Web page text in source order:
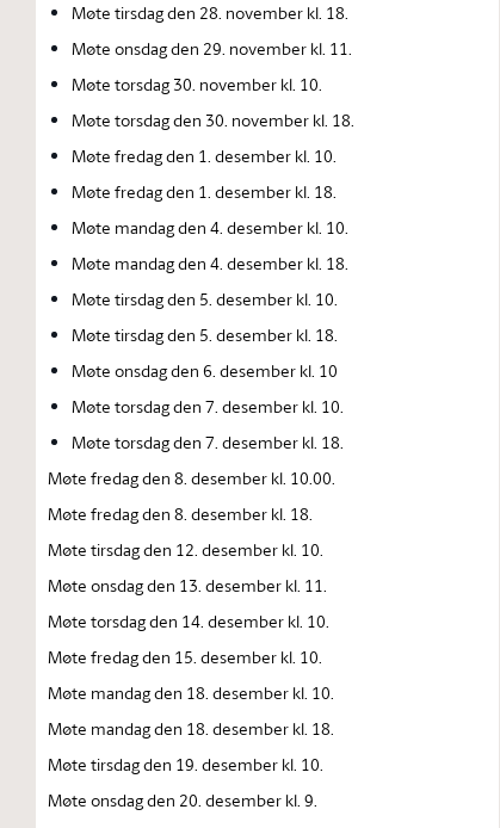
Møte tirsdag den 28. november kl. 18.
Møte onsdag den 29. november kl. 11.
Møte torsdag 30. november kl. 10.
Møte torsdag den 30. november kl. 18.
Møte fredag den 1. desember kl. 10.
Møte fredag den 1. desember kl. 18.
Møte mandag den 4. desember kl. 10.
Møte mandag den 4. desember kl. 18.
Møte tirsdag den 5. desember kl. 10.
Møte tirsdag den 5. desember kl. 18.
Møte onsdag den 6. desember kl. 10
Møte torsdag den 7. desember kl. 10.
Møte torsdag den 7. desember kl. 18.
Møte fredag den 8. desember kl. 10.00.
Møte fredag den 8. desember kl. 18.
Møte tirsdag den 12. desember kl. 10.
Møte onsdag den 13. desember kl. 11.
Møte torsdag den 14. desember kl. 10.
Møte fredag den 15. desember kl. 10.
Møte mandag den 18. desember kl. 10.
Møte mandag den 18. desember kl. 18.
Møte tirsdag den 19. desember kl. 10.
Møte onsdag den 20. desember kl. 9.